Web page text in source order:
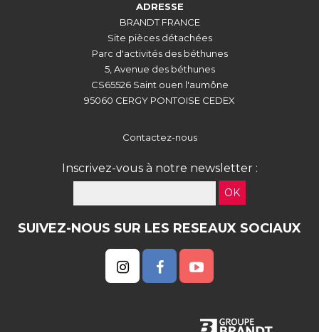
ADRESSE
BRANDT FRANCE
Site pièces détachées
Parc d'activités des béthunes
5, Avenue des béthunes
CS65526 Saint ouen l'aumône
95060 CERGY PONTOISE CEDEX
Contactez-nous
Inscrivez-vous à notre newsletter :
OK
SUIVEZ-NOUS SUR LES RESEAUX SOCIAUX